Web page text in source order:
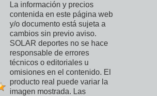
La información y precios
contenida en este página web
y/o documento está sujeta a
cambios sin previo aviso.
SOLAR deportes no se hace
responsable de errores
técnicos o editoriales u
omisiones en el contenido. El
producto real puede variar la
imagen mostrada. Las